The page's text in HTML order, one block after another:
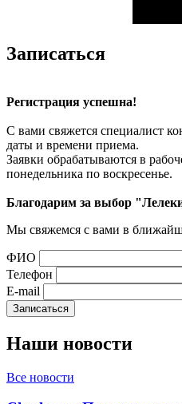
Записаться
Регистрация успешна!
С вами свяжется специалист
даты и времени приема.
Заявки обрабатываются в
понедельника по воскресенье.
Благодарим за выбор
Мы свяжемся с вами в
ФИО
Телефон
E-mail
Наши новости
Все новости